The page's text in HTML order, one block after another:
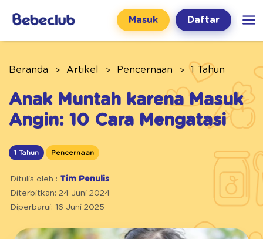
Masuk Daftar
Beranda Artikel Pencernaan 1 Tahun
Anak Muntah karena Masuk
Angin: 10 Cara Mengatasi
1 Tahun Pencernaan
Ditulis oleh : Tim Penulis
Diterbitkan: 24 Juni 2024
Diperbarui: 16 Juni 2025